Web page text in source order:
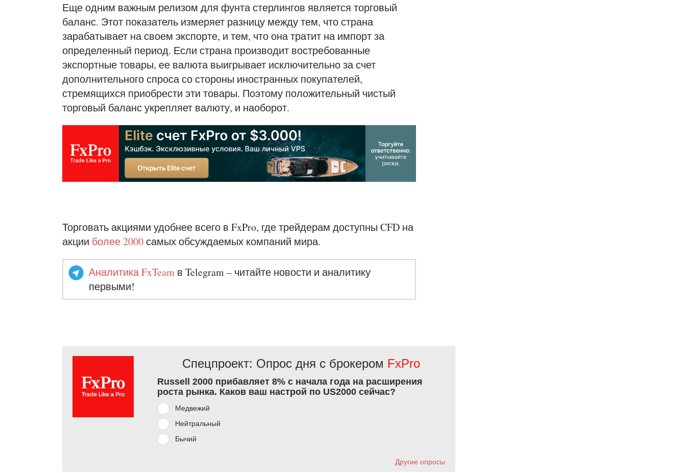
Еще одним важным релизом для фунта стерлингов является торговый
баланс. Этот показатель измеряет разницу между тем, что страна
зарабатывает на своем экспорте, и тем, что она тратит на импорт за
определенный период. Если страна производит востребованные
экспортные товары, ее валюта выигрывает исключительно за счет
дополнительного спроса со стороны иностранных покупателей,
стремящихся приобрести эти товары. Поэтому положительный чистый
торговый баланс укрепляет валюту, и наоборот.
Торговать акциями удобнее всего в FxPro, где трейдерам доступны CFD на
акции более 2000самых обсуждаемых компаний мира.
Аналитика FxTeam в Telegram – читайте новости и аналитику
первыми!
Спецпроект: Опрос дня с брокером FxPro
Russell 2000 прибавляет 8% с начала года на расширения
роста рынка. Каков ваш настрой по US2000 сейчас?
Медвежий
Нейтральный
Бычий
Другие опросы